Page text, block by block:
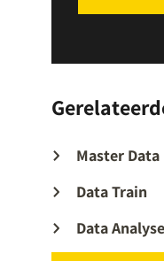
Master
Data Train
Data